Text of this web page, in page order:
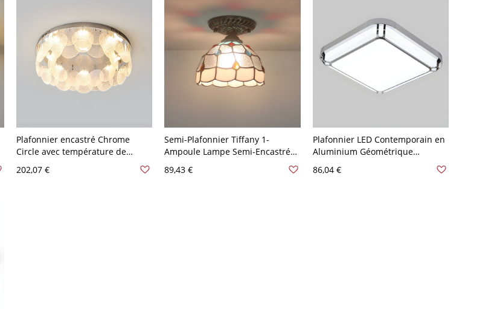
Plafonnier encastré Chrome
Circle avec température de
couleur à trois vitesses - 110 V-
120 V 45,72 cm
202,07 €
Semi-Plafonnier Tiffany 1-
Ampoule Lampe Semi-Encastrée
Vitrail - Argent 110 V-120 V
89,43 €
Plafonnier LED Contemporain en
Aluminium Géométrique
Chambre - Argent 110 V-120 V
86,04 €